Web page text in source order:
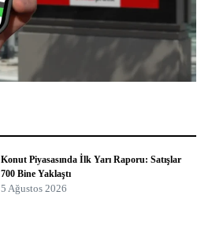
Konut Piyasasında İlk Yarı Raporu: Satışlar
700 Bine Yaklaştı
5 Ağustos 2026